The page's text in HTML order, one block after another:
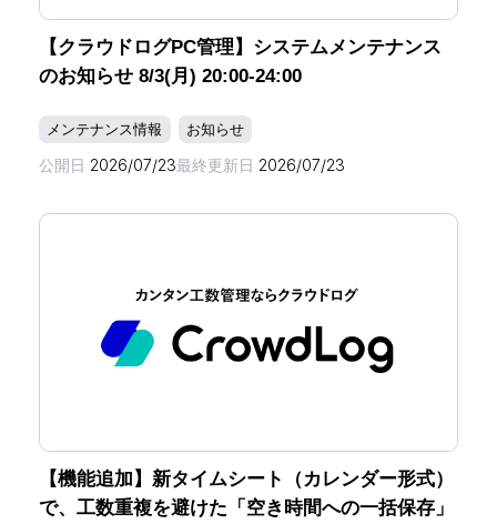
【クラウドログPC管理】システムメンテナンス
のお知らせ 8/3(月) 20:00-24:00
メンテナンス情報 お知らせ
公開日 2026/07/23最終更新日 2026/07/23
【機能追加】新タイムシート（カレンダー形式）
で、工数重複を避けた「空き時間への一括保存」